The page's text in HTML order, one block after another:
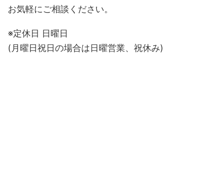
お気軽にご相談ください。
※定休日 日曜日
(月曜日祝日の場合は日曜営業、祝休み)